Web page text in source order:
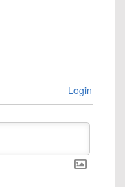
Login